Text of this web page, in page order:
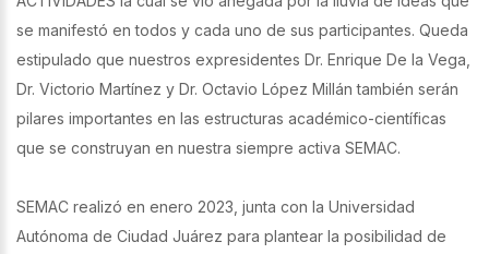
se manifestó en todos y cada uno de sus participantes. Queda
estipulado que nuestros expresidentes Dr. Enrique De la Vega,
Dr. Victorio Martínez y Dr. Octavio López Millán también serán
pilares importantes en las estructuras académico-científicas
que se construyan en nuestra siempre activa SEMAC.
SEMAC realizó en enero 2023, junta con la Universidad
Autónoma de Ciudad Juárez para plantear la posibilidad de